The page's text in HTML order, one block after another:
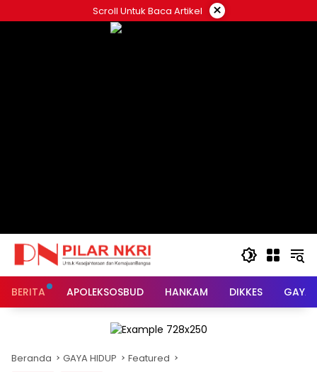
ke
Scroll Untuk Baca Artikel ×
BERITA APOLEKSOSBUD HANKAM DIKKES GAYA
Beranda GAYA HIDUP Featured